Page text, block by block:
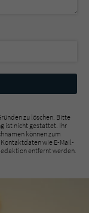
zu löschen. Bitte
ist nicht gestattet. Ihr
können zum
wie E-Mail-
entfernt werden.